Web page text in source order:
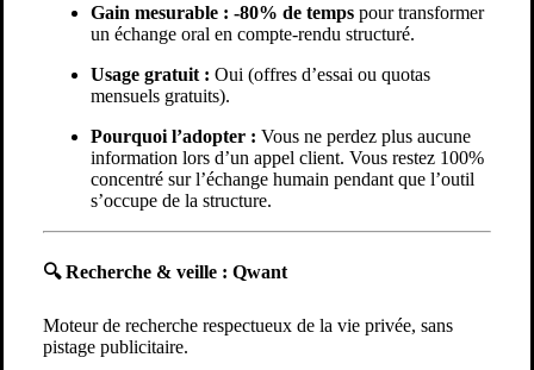
Gain mesurable : -80% de tempspour transformer
un échange oral en compte-rendu structuré.
Usage gratuit : Oui (offres d’essai ou quotas
mensuels gratuits).
Pourquoi l’adopter : Vous ne perdez plus aucune
information lors d’un appel client. Vous restez 100%
concentré sur l’échange humain pendant que l’outil
s’occupe de la structure.
🔍 Recherche & veille : Qwant
Moteur de recherche respectueux de la vie privée, sans
pistage publicitaire.